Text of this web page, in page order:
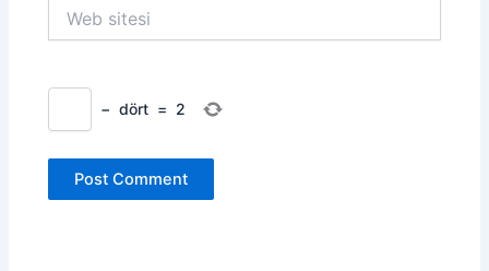
sitesi
− dört = 2